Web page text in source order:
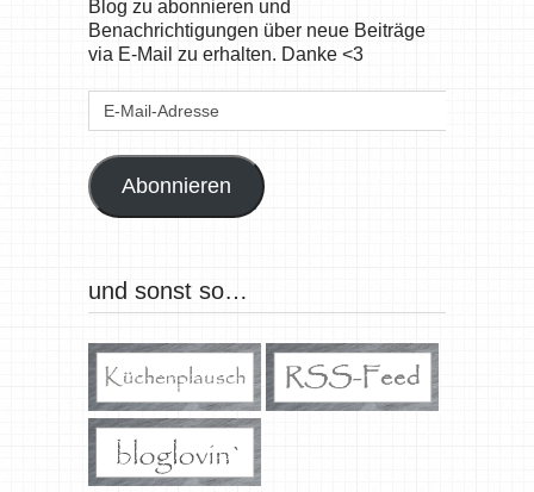
Blog zu abonnieren und
Benachrichtigungen über neue Beiträge
via E-Mail zu erhalten. Danke <3
E-
Abonnieren
und sonst so…